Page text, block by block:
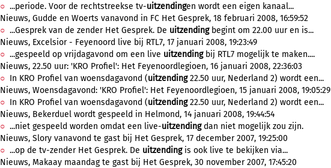
...periode. Voor de rechtstreekse tv-uitzendingen wordt een eigen kanaal...
Nieuws, Gudde en Woerts vanavond in FC Het Gesprek, 18 februari 2008, 16:59:52
...Gesprek van de zender Het Gesprek. De uitzendingbegint om 22.00 uur en is...
Nieuws, Excelsior - Feyenoord live bij RTL7, 17 januari 2008, 19:23:49
...gespeeld op vrijdagavond om een live uitzendingbij RTL7 mogelijk te maken....
Nieuws, 22.50 uur: 'KRO Profiel': Het Feyenoordlegioen, 16 januari 2008, 22:36:03
In KRO Profiel van woensdagavond (uitzending22.50 uur, Nederland 2) wordt een...
Nieuws, Woensdagavond: 'KRO Profiel': Het Feyenoordlegioen, 15 januari 2008, 19:05:29
In KRO Profiel van woensdagavond (uitzending22.50 uur, Nederland 2) wordt een...
Nieuws, Bekerduel wordt gespeeld in Helmond, 14 januari 2008, 19:44:54
...niet gespeeld worden omdat een live-uitzendingdan niet mogelijk zou zijn.
Nieuws, Slory vanavond te gast bij Het Gesprek, 17 december 2007, 19:25:00
...op de tv-zender Het Gesprek. De uitzendingis ook live te bekijken via...
Nieuws, Makaay maandag te gast bij Het Gesprek, 30 november 2007, 17:45:20